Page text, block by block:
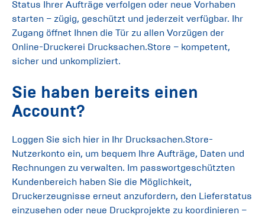
Status Ihrer Aufträge verfolgen oder neue Vorhaben
starten – zügig, geschützt und jederzeit verfügbar. Ihr
Zugang öffnet Ihnen die Tür zu allen Vorzügen der
Online-Druckerei Drucksachen.Store – kompetent,
sicher und unkompliziert.
Sie haben bereits einen
Account?
Loggen Sie sich hier in Ihr Drucksachen.Store-
Nutzerkonto ein, um bequem Ihre Aufträge, Daten und
Rechnungen zu verwalten. Im passwortgeschützten
Kundenbereich haben Sie die Möglichkeit,
Druckerzeugnisse erneut anzufordern, den Lieferstatus
einzusehen oder neue Druckprojekte zu koordinieren –